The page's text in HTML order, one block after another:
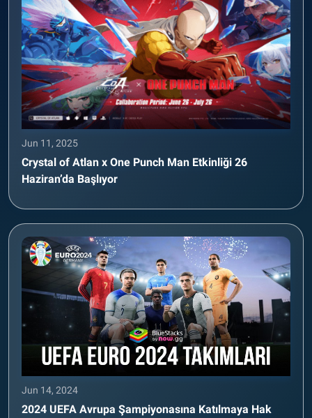
Jun 11, 2025
Crystal of Atlan x One Punch Man Etkinliği 26
Haziran’da Başlıyor
Jun 14, 2024
2024 UEFA Avrupa Şampiyonasına Katılmaya Hak